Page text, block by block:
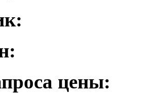
цены: